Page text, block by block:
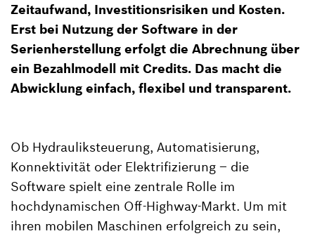
Zeitaufwand, Investitionsrisiken und Kosten.
Erst bei Nutzung der Software in der
Serienherstellung erfolgt die Abrechnung über
ein Bezahlmodell mit Credits. Das macht die
Abwicklung einfach, flexibel und transparent.
Ob Hydrauliksteuerung, Automatisierung,
Konnektivität oder Elektrifizierung – die
Software spielt eine zentrale Rolle im
hochdynamischen Off-Highway-Markt. Um mit
ihren mobilen Maschinen erfolgreich zu sein,